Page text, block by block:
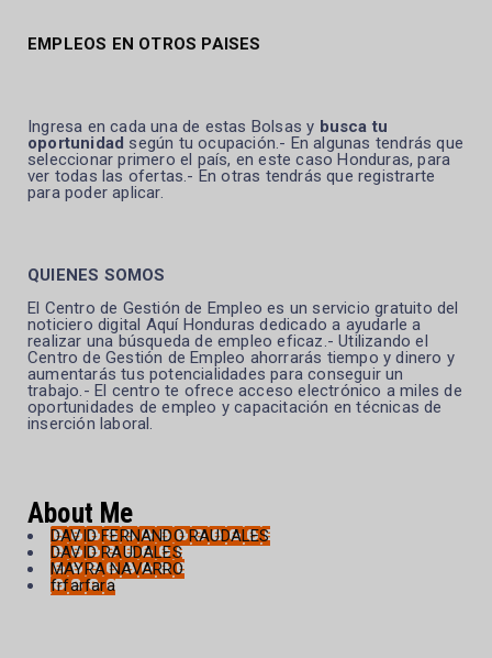
EMPLEOS EN OTROS PAISES
Ingresa en cada una de estas Bolsas y busca tu
oportunidad según tu ocupación.- En algunas tendrás que
seleccionar primero el país, en este caso Honduras, para
ver todas las ofertas.- En otras tendrás que registrarte
para poder aplicar.
QUIENES SOMOS
El Centro de Gestión de Empleo es un servicio gratuito del
noticiero digital Aquí Honduras dedicado a ayudarle a
realizar una búsqueda de empleo eficaz.- Utilizando el
Centro de Gestión de Empleo ahorrarás tiempo y dinero y
aumentarás tus potencialidades para conseguir un
trabajo.- El centro te ofrece acceso electrónico a miles de
oportunidades de empleo y capacitación en técnicas de
inserción laboral.
About Me
DAVID FERNANDO RAUDALES
DAVID RAUDALES
MAYRA NAVARRO
frfarfara